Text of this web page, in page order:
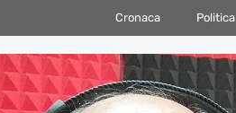
Cronaca Politica